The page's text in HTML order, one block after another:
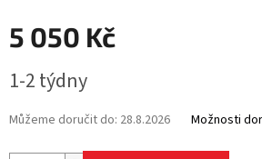
5 050 Kč
cena:
1-2 týdny
Můžeme doručit do: 28.8.2026 Možnosti